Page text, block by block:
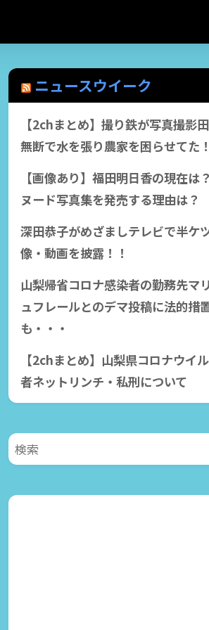
石川優実（岡村隆史降
板署名運動中）が過去
た！
2020年5月1日
イトニッポン」での 岡村隆
ニュースウイーク
【2chまとめ】撮り鉄が写真撮影
無断で水を張り農家を困らせてた
【画像あり】福田明日香の現在は
ヌード写真集を発売する理由は？
深田恭子がめざましテレビで半ケ
像・動画を披露！！
山梨帰省コロナ感染者の勤務先マ
ュフレールとのデマ投稿に法的措
も・・・
【2chまとめ】山梨県コロナウイ
者ネットリンチ・私刑について